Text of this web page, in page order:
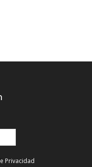
Privacidad